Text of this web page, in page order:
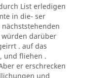
List erledigen
in die- ser
darüber
. auf das
und fliehen .
er erschrecken
und